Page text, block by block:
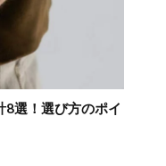
8選！選び方のポイ